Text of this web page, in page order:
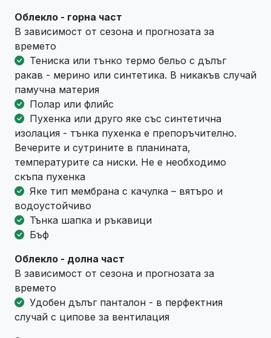
Облекло - горна част
В зависимост от сезона и прогнозата за
времето
Тениска или тънко термо бельо с дълъг
ракав - мерино или синтетика. В никакъв случай
памучна материя
Полар или флийс
Пухенка или друго яке със синтетична
изолация - тънка пухенка е препоръчително.
Вечерите и сутрините в планината,
температурите са ниски. Не е необходимо
скъпа пухенка
Яке тип мембрана с качулка – вятъро и
водоустойчиво
Тънка шапка и ръкавици
Бъф
Облекло - долна част
В зависимост от сезона и прогнозата за
времето
Удобен дълъг панталон - в перфектния
случай с ципове за вентилация